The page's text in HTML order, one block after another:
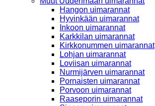
Hangon uimarannat
Hyvinkään uimarannat
Inkoon uimarannat
Karkkilan uimarannat
Kirkkonummen uimarannat
Lohjan uimarannat
Loviisan uimarannat
Nurmijärven uimarannat
Pornaisten uimarannat
Porvoon uimarannat
Raaseporin uimarannat